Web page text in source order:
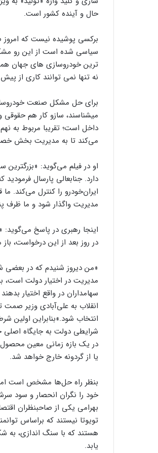
حال و آینده کشور است.
برکسی پوشیده نیست که امروز
سیاسی شده است از این رو
ترین خودروسازی های جهان
نه تنها نمی توانند کاری از
برای حل مشکل صنعت
می‫شناسند، سازو کار هم حقوقی
داخل است؛ تقریبا مربوط به
می‌کند تا به مدیریت بخش
ایران‌خودرو را کنترل می‌کند.
مدیریت واگذار شود و ما ظرف
اینجا رهبری در پاسخ می‌گوید:
در روز بعد از این درخواست،
«من دیروز شنیدم که در
مدیریت در اختیار دولت است،
سهامداران در واقع اختیار
انقلاب به علی‌آبادی وزیر
انتخاب شود.»بنابراین
شرایطی دولت به جایگاه
در یک بازه زمانی معین محصول
یا از گردونه خارج خواهد شد.
بنظر راه‫ حل‌ها مشخص است اما
خود را نگران انحصار و سود
بهرامی یکی از صاحبنظران
تویوتا نیستند که براساس
هستند که با سنگ اندازی، به
یابد.